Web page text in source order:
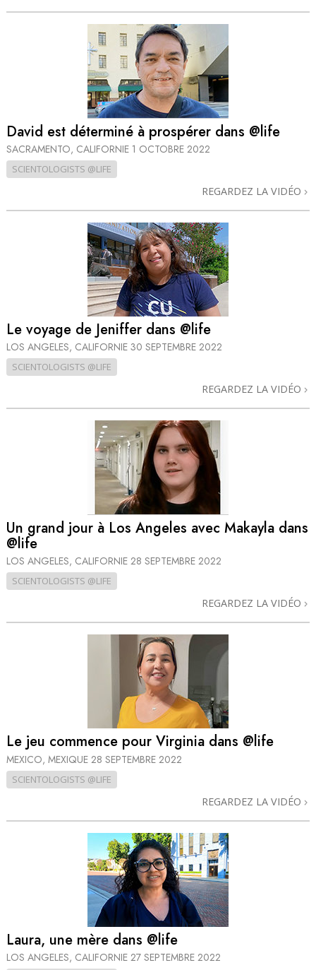
David est déterminé à prospérer dans @life
SACRAMENTO, CALIFORNIE 1 OCTOBRE 2022
SCIENTOLOGISTS @LIFE
REGARDEZ LA VIDÉO
Le voyage de Jeniffer dans @life
LOS ANGELES, CALIFORNIE 30 SEPTEMBRE 2022
SCIENTOLOGISTS @LIFE
REGARDEZ LA VIDÉO
Un grand jour à Los Angeles avec Makayla dans
@life
LOS ANGELES, CALIFORNIE 28 SEPTEMBRE 2022
SCIENTOLOGISTS @LIFE
REGARDEZ LA VIDÉO
Le jeu commence pour Virginia dans @life
MEXICO, MEXIQUE 28 SEPTEMBRE 2022
SCIENTOLOGISTS @LIFE
REGARDEZ LA VIDÉO
Laura, une mère dans @life
LOS ANGELES, CALIFORNIE 27 SEPTEMBRE 2022